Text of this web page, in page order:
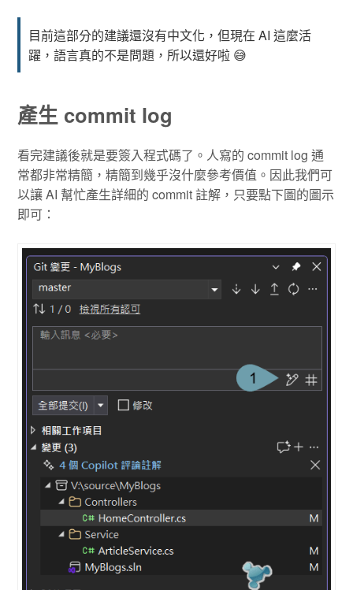
目前這部分的建議還沒有中文化，但現在 AI 這麼活
躍，語言真的不是問題，所以還好啦 😅
產生 commit log
看完建議後就是要簽入程式碼了。人寫的 commit log 通
常都非常精簡，精簡到幾乎沒什麼參考價值。因此我們可
以讓 AI 幫忙產生詳細的 commit 註解，只要點下圖的圖示
即可：